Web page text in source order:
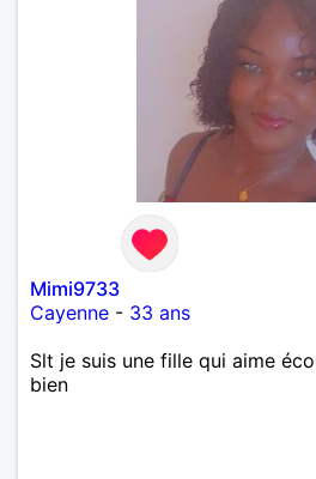
Mimi9733
Cayenne - 33 ans
Slt je suis une fille qui aime
bien